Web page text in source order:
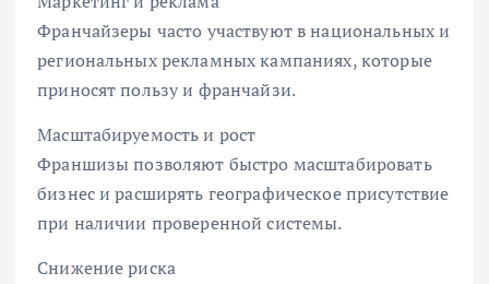
Франчайзеры часто участвуют в национальных и
региональных рекламных кампаниях, которые
приносят пользу и франчайзи.
Масштабируемость и рост
Франшизы позволяют быстро масштабировать
бизнес и расширять географическое присутствие
при наличии проверенной системы.
Снижение риска